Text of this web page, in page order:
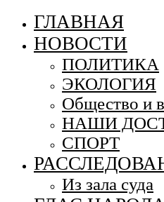
ГЛАВНАЯ
НОВОСТИ
ПОЛИТИКА
ЭКОЛОГИЯ
Общество и
НАШИ
СПОРТ
Из зала суда